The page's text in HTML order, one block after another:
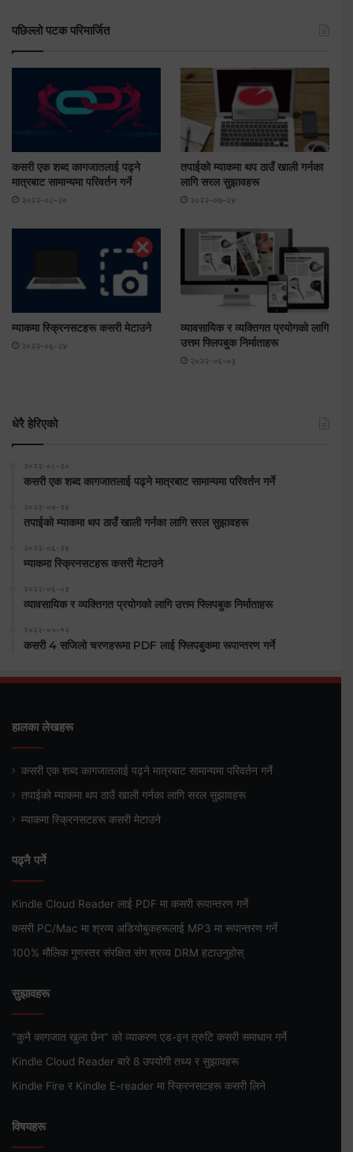
पछिल्लो पटक परिमार्जित
कसरी एक शब्द कागजातलाई पढ्ने
मात्रबाट सामान्यमा परिवर्तन गर्ने
२०२२-०८-२०
तपाईको म्याकमा थप ठाउँ खाली गर्नका
लागि सरल सुझावहरू
२०२२-०७-२४
म्याकमा स्क्रिनसटहरू कसरी मेटाउने
२०२२-०६-२४
व्यावसायिक र व्यक्तिगत प्रयोगको लागि
उत्तम फ्लिपबुक निर्माताहरू
२०२२-०६-०३
धेरै हेरिएको
२०२२-०८-२०
कसरी एक शब्द कागजातलाई पढ्ने मात्रबाट सामान्यमा परिवर्तन गर्ने
२०२२-०७-२४
तपाईको म्याकमा थप ठाउँ खाली गर्नका लागि सरल सुझावहरू
२०२२-०६-२४
म्याकमा स्क्रिनसटहरू कसरी मेटाउने
२०२२-०६-०३
व्यावसायिक र व्यक्तिगत प्रयोगको लागि उत्तम फ्लिपबुक निर्माताहरू
२०२२-०५-१२
कसरी 4 सजिलो चरणहरूमा PDF लाई फ्लिपबुकमा रूपान्तरण गर्ने
हालका लेखहरू
कसरी एक शब्द कागजातलाई पढ्ने मात्रबाट सामान्यमा परिवर्तन गर्ने
तपाईको म्याकमा थप ठाउँ खाली गर्नका लागि सरल सुझावहरू
म्याकमा स्क्रिनसटहरू कसरी मेटाउने
पढ्नै पर्ने
Kindle Cloud Reader लाई PDF मा कसरी रूपान्तरण गर्ने
कसरी PC/Mac मा श्रव्य अडियोबुकहरूलाई MP3 मा रूपान्तरण गर्ने
100% मौलिक गुणस्तर संरक्षित संग श्रव्य DRM हटाउनुहोस्
सुझावहरू
"कुनै कागजात खुला छैन" को व्याकरण एड-इन त्रुटि कसरी समाधान गर्ने
Kindle Cloud Reader बारे 8 उपयोगी तथ्य र सुझावहरू
Kindle Fire र Kindle E-reader मा स्क्रिनसटहरू कसरी लिने
विषयहरू